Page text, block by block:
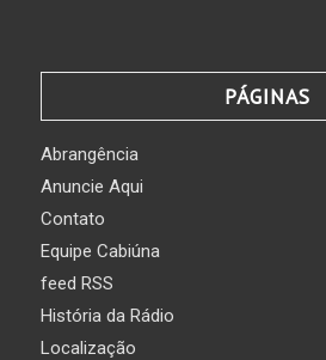
PÁGINAS
Abrangência
Anuncie Aqui
Contato
Equipe Cabiúna
feed RSS
História da Rádio
Localização